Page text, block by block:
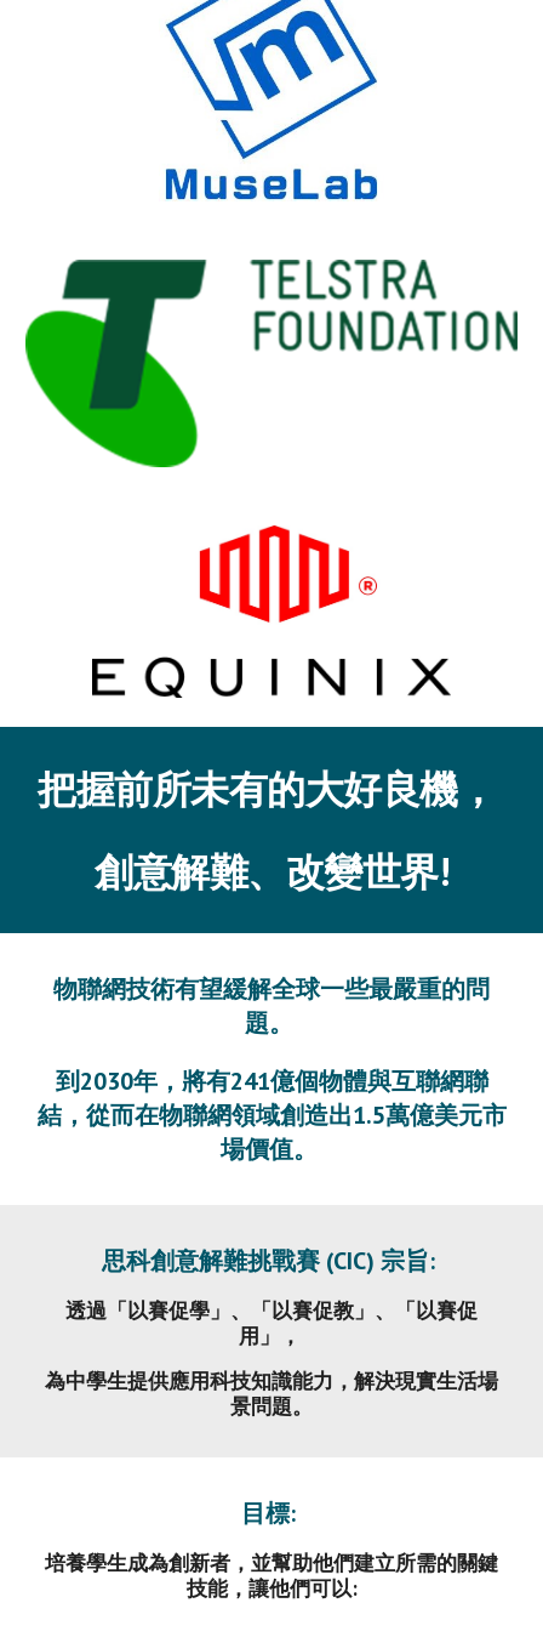
把握前所未有的大好良機，
創意解難、改變世界!
物聯網技術有望緩解全球一些最嚴重的問
題。
到2030年，將有241億個物體與互聯網聯
結，從而在物聯網領域創造出1.5萬億美元市
場價值。
思科創意解難挑戰賽 (CIC) 宗旨:
透過「以賽促學」、「以賽促教」、「以賽促
用」，
為中學生提供應用科技知識能力，解決現實生活場
景問題。
目標:
培養學生成為創新者，並幫助他們建立所需的關鍵
技能，讓他們可以: